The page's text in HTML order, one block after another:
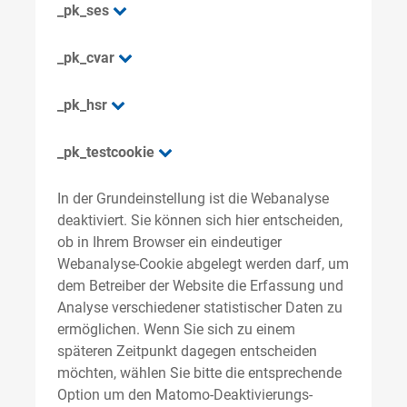
_pk_ses
_pk_cvar
_pk_hsr
_pk_testcookie
In der Grundeinstellung ist die Webanalyse
deaktiviert. Sie können sich hier entscheiden,
ob in Ihrem Browser ein eindeutiger
Webanalyse-Cookie abgelegt werden darf, um
dem Betreiber der Website die Erfassung und
Analyse verschiedener statistischer Daten zu
ermöglichen. Wenn Sie sich zu einem
späteren Zeitpunkt dagegen entscheiden
möchten, wählen Sie bitte die entsprechende
Option um den Matomo-Deaktivierungs-